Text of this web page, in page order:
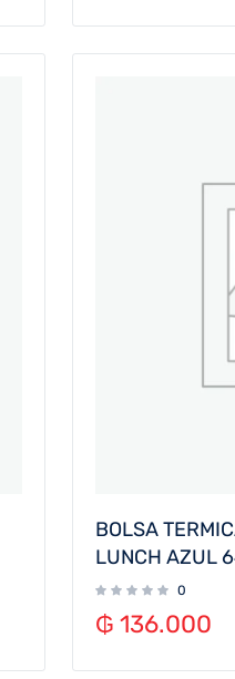
BOLSA
LUNCH AZUL
0
₲ 136.000